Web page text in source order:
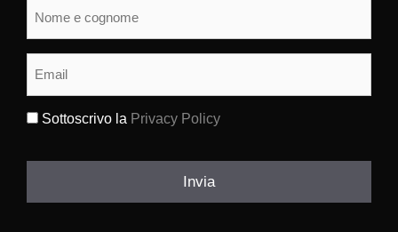
Sottoscrivo la Privacy Policy
Invia